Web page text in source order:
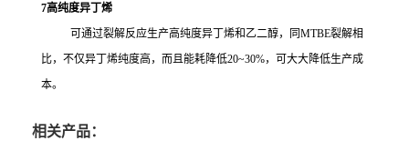
7高纯度异丁烯
可通过裂解反应生产高纯度异丁烯和乙二醇，同MTBE裂解相
比，不仅异丁烯纯度高，而且能耗降低20~30%，可大大降低生产成
本。
相关产品：